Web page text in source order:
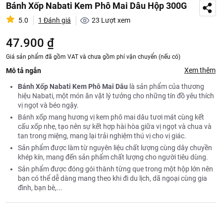
Bánh Xốp Nabati Kem Phô Mai Dâu Hộp 300G
5.0 1 Đánh giá 23 Lượt xem
47.900 ₫
Giá sản phẩm đã gồm VAT và chưa gồm phí vận chuyển (nếu có)
Mô tả ngắn Xem thêm
Bánh Xốp Nabati Kem Phô Mai Dâu là sản phẩm của thương
hiệu Nabati, một món ăn vặt lý tưởng cho những tín đồ yêu thích
vị ngọt và béo ngậy.
Bánh xốp mang hương vị kem phô mai dâu tươi mát cùng kết
cấu xốp nhẹ, tạo nên sự kết hợp hài hòa giữa vị ngọt và chua và
tan trong miệng, mang lại trải nghiệm thú vị cho vị giác.
Sản phẩm được làm từ nguyên liệu chất lượng cùng dây chuyền
khép kín, mang đến sản phẩm chất lượng cho người tiêu dùng.
Sản phẩm được đóng gói thành từng que trong một hộp lớn nên
bạn có thể dễ dàng mang theo khi đi du lịch, dã ngoại cùng gia
đình, bạn bè,...